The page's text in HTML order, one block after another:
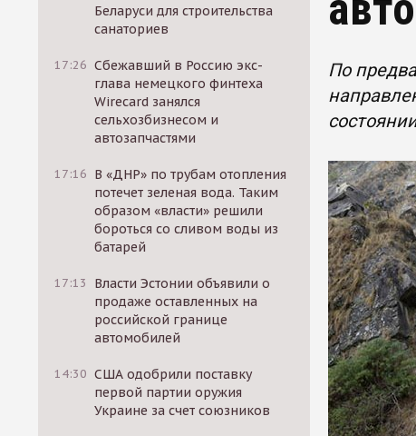
Беларуси для строительства
санаториев
17:26 Сбежавший в Россию экс-
глава немецкого финтеха
Wirecard занялся
сельхозбизнесом и
автозапчастями
17:16 В «ДНР» по трубам отопления
потечет зеленая вода. Таким
образом «власти» решили
бороться со сливом воды из
батарей
17:13
Власти Эстонии объявили о
продаже оставленных на
российской границе
автомобилей
14:30 США одобрили поставку
первой партии оружия
Украине за счет союзников
По